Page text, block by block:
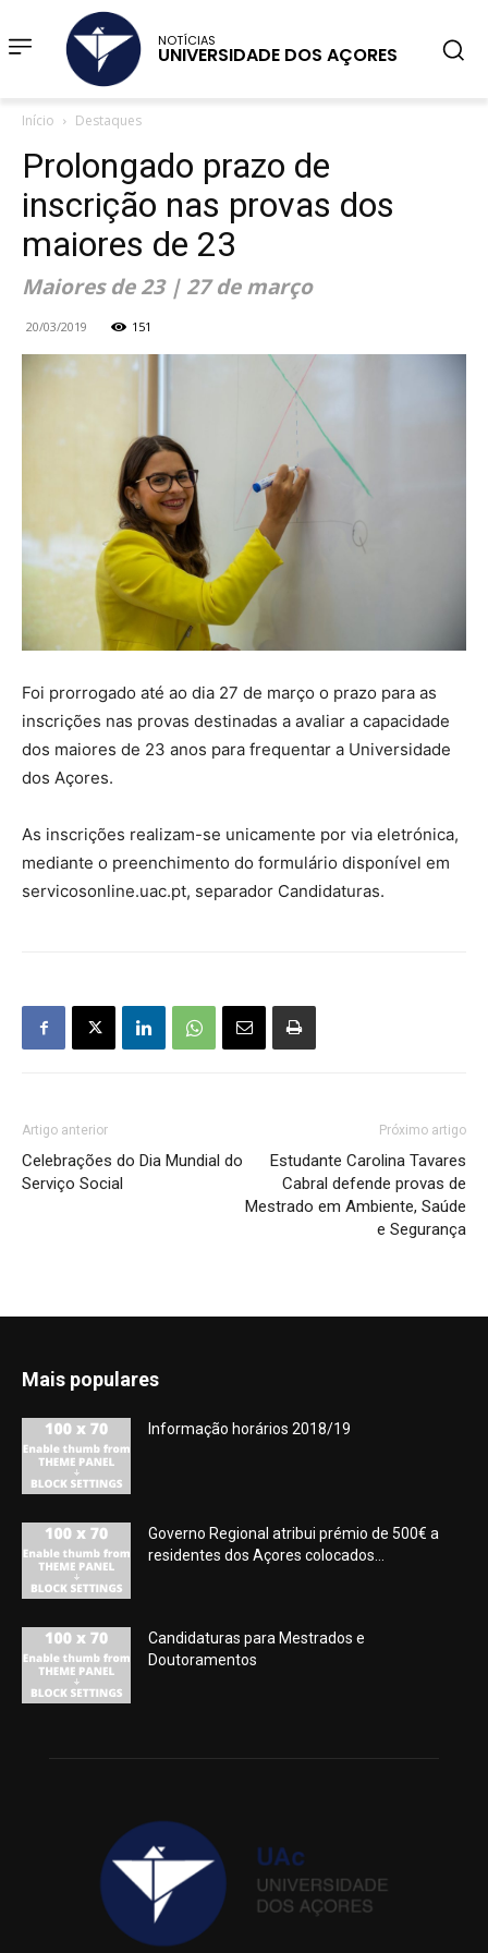
NOTÍCIAS
UNIVERSIDADE DOS AÇORES
Início Destaques
Prolongado prazo de
inscrição nas provas dos
maiores de 23
Maiores de 23 | 27 de março
20/03/2019 151
Foi prorrogado até ao dia 27 de março o prazo para as
inscrições nas provas destinadas a avaliar a capacidade
dos maiores de 23 anos para frequentar a Universidade
dos Açores.
As inscrições realizam-se unicamente por via eletrónica,
mediante o preenchimento do formulário disponível em
servicosonline.uac.pt, separador Candidaturas.
Artigo anterior
Celebrações do Dia Mundial do
Serviço Social
Próximo artigo
Estudante Carolina Tavares
Cabral defende provas de
Mestrado em Ambiente, Saúde
e Segurança
Mais populares
Informação horários 2018/19
Governo Regional atribui prémio de 500€ a
residentes dos Açores colocados...
Candidaturas para Mestrados e
Doutoramentos